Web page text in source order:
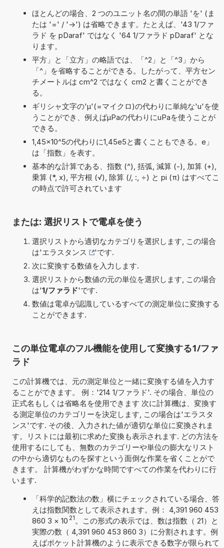
ほとんどの場合、2 つのユニット名の間の単語 'を' (ま
たは '=' / '->') は省略できます。たとえば、'43 1/ファ
ラド を pDaraf' ではなく '64 1/ファラド pDaraf' とな
ります。
平方」と「立方」の略語では、「^2」と「^3」から
「^」を省略することができる。したがって、平方セン
チメートルは cm^2 ではなく cm2 と書くことができ
る。
ギリシャ文字の'μ'(=マイクロ)の代わりに単純な'u'を使
うことができ、例えばµPaの代わりにuPaを使うことが
できる。
1,45×10^5の代わりに1,45e5と書くこともできる。e」
は「指数」を表す。
基本的な計算である、指数 (^), 括弧, 減算 (-), 加算 (+),
乗算 (*, x), 平方根 (√), 除算 (/, :, ÷) と pi (π) はすべてこ
の時点で許可されています
または: 選択リストで電卓を使う
選択リストから適切なカテゴリを選択します, この場合
は'エラスタンス
'です.
次に変換する数値を入力します.
選択リストから数値の元の単位を選択します, この場合
は'1/ファラド'です.
数値は電卓が認識しているすべての測定単位に変換する
ことができます.
この単位電卓のフル機能を使用して変換する1/ファ
ラド
この計算機では、元の測定単位と一緒に変換する値を入力す
ることができます。 例：'214 1/ファラド'. その場合、単位の
正式名もしくは省略名を使用できます 次に計算機は、変換す
る測定単位のカテゴリーを決定します, この場合は'エラスタ
ンス'です. その後、入力された値が適切な単位に変換されま
す。リストには最初に求めた変換も表示されます. どの方法を
使用するにしても、無数のカテゴリーや単位の膨大なリスト
の中から適切なものを探すという面倒な作業を省くことがで
きます。 計算機がわずかな時間ですべての作業を代わりに行
います.
「科学的記数法の数」横にチェックされている場合、答
えは指数関数として表示されます。例： 4,391 960 453
860 3 × 10 21 。この形式の表示では、数は指数（ 21）と
実際の数（ 4,391 960 453 860 3）に分割されます。例
えばポケット計算機のように表示できる数字が限られて